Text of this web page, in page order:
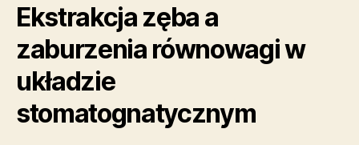
Ekstrakcja zęba a
zaburzenia równowagi w
układzie
stomatognatycznym